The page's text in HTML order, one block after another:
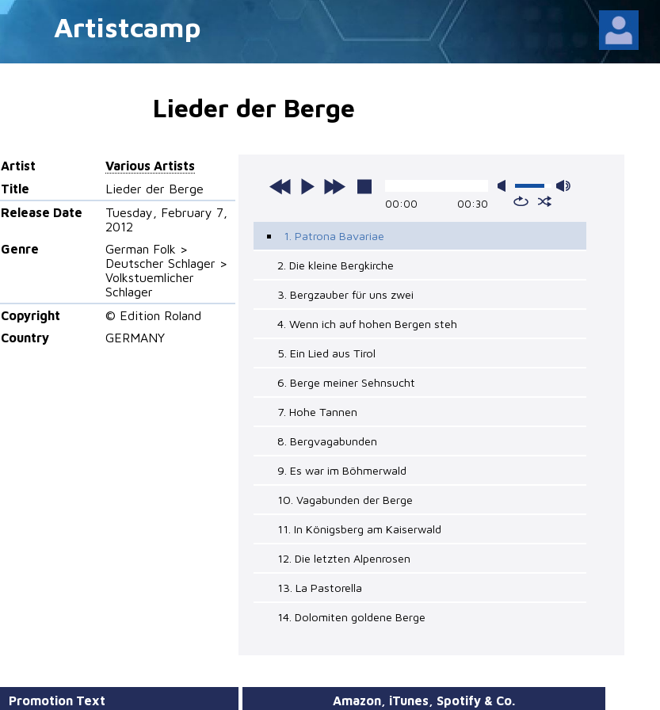
Artistcamp
Lieder der Berge
Artist
Various Artists
Title
Lieder der Berge
Release Date
Tuesday, February 7,
2012
Genre
German Folk >
Deutscher Schlager >
Volkstuemlicher
Schlager
Copyright
© Edition Roland
Country
GERMANY
00:00 00:30
1. Patrona Bavariae
2. Die kleine Bergkirche
3. Bergzauber für uns zwei
4. Wenn ich auf hohen Bergen steh
5. Ein Lied aus Tirol
6. Berge meiner Sehnsucht
7. Hohe Tannen
8. Bergvagabunden
9. Es war im Böhmerwald
10. Vagabunden der Berge
11. In Königsberg am Kaiserwald
12. Die letzten Alpenrosen
13. La Pastorella
14. Dolomiten goldene Berge
Promotion Text Amazon, iTunes, Spotify & Co.